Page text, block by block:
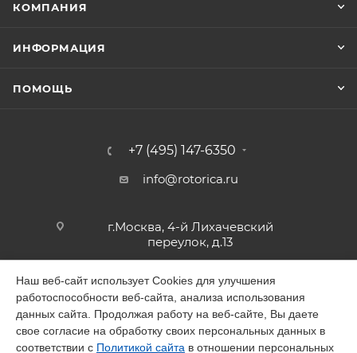
КОМПАНИЯ
ИНФОРМАЦИЯ
ПОМОЩЬ
+7 (495) 147-6350
info@rotorica.ru
г.Москва, 4-й Лихачевский
переулок, д.13
2026 © GALAGAR
Наш веб-сайт использует Cookies для улучшения
работоспособности веб-сайта, анализа использования
данных сайта. Продолжая работу на веб-сайте, Вы даете
свое согласие на обработку своих персональных данных в
соответствии с Политикой сайта в отношении персональных